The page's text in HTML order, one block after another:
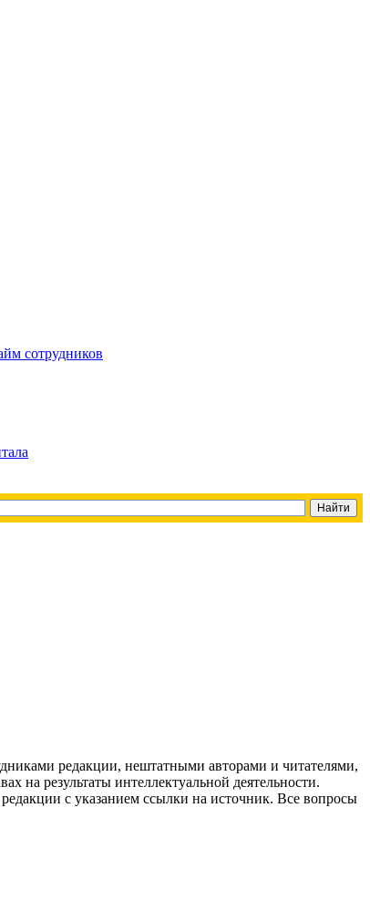
сотрудников
редакции, нештатными авторами и читателями,
на результаты интеллектуальной деятельности.
с указанием ссылки на источник. Все вопросы